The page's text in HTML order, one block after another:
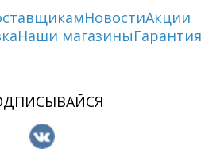
НовостиАкции
Наши магазиныГарантия